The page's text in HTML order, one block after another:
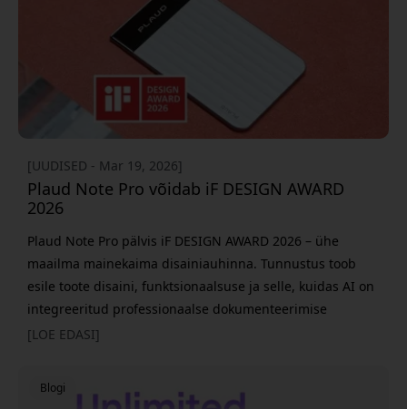
segmendis silma pais
[UUDISED - Mar 19, 2026]
Plaud Note Pro võidab iF DESIGN AWARD
2026
Plaud Note Pro pälvis iF DESIGN AWARD 2026 – ühe
maailma mainekaima disainiauhinna. Tunnustus toob
esile toote disaini, funktsionaalsuse ja selle, kuidas AI on
integreeritud professionaalse dokumenteerimise
tööriista. See on teine kord, kui iF Design Foundation
positsiooni AI-põhiste tootlikkustööriistade valdkonnas. iF
[LOE EDASI]
Blogi